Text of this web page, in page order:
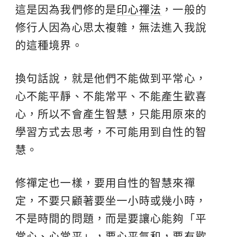
這是因為我們修的是印心禪法 ，一般的
修行人因為心思太複雜，無法進入我說
的這種境界。
換句話說，就是他們不能做到平常心，
心不能平靜、不能常平、不能產生歡喜
心，所以不會產生智慧，只能用原來的
學習方式去思考，不可能用到自性的智
慧。
修禪定也一樣，要用自性的智慧來禪
定，不要只顧著要坐一小時或幾小時，
不是時間的問題，而是要讓心能夠「平